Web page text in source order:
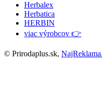
Herbalex
Herbatica
HERBIN
viac výrobcov 👉
© Prirodaplus.sk,